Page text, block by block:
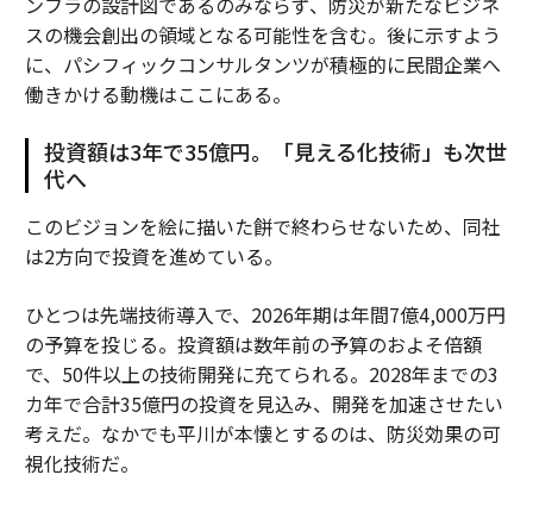
スの機会創出の領域となる可能性を含む。後に示すよう
に、パシフィックコンサルタンツが積極的に民間企業へ
働きかける動機はここにある。
投資額は3年で35億円。「見える化技術」も次世
代へ
このビジョンを絵に描いた餅で終わらせないため、同社
は2方向で投資を進めている。
ひとつは先端技術導入で、2026年期は年間7億4,000万円
の予算を投じる。投資額は数年前の予算のおよそ倍額
で、50件以上の技術開発に充てられる。2028年までの3
カ年で合計35億円の投資を見込み、開発を加速させたい
考えだ。なかでも平川が本懐とするのは、防災効果の可
視化技術だ。